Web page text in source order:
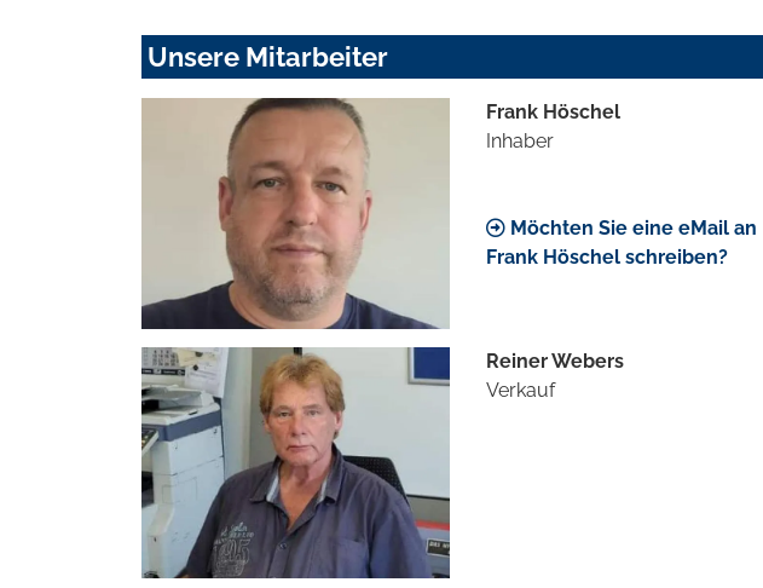
Unsere Mitarbeiter
Frank Höschel
Inhaber
Möchten Sie eine eMail an
Frank Höschel schreiben?
Reiner Webers
Verkauf